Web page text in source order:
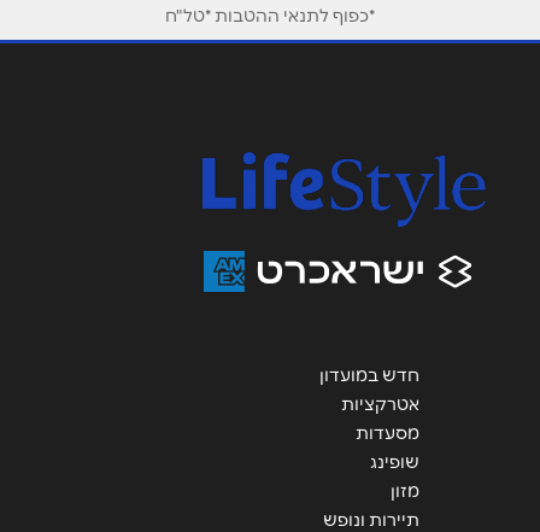
*כפוף לתנאי ההטבות *טל"ח
חדש במועדון
אטרקציות
מסעדות
שופינג
מזון
תיירות ונופש